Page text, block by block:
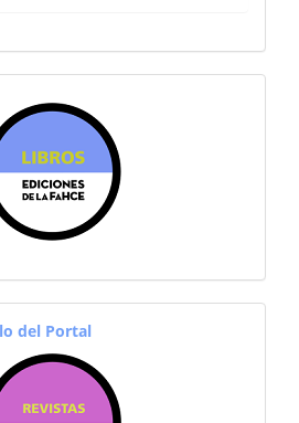
del Portal